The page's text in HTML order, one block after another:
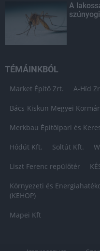
A
TÉMÁINKBÓL
Market Építő Zrt. A-Híd
Bács-Kiskun Megyei
Merkbau Építőipari és
Hódút Kft. Soltút Kft.
Liszt Ferenc repülőtér
Környezeti és
(KEHOP)
Mapei Kft